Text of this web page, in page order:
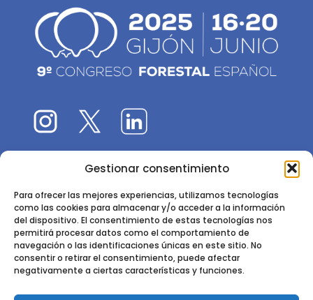
Gestionar consentimiento
Para ofrecer las mejores experiencias, utilizamos tecnologías
como las cookies para almacenar y/o acceder a la información
del dispositivo. El consentimiento de estas tecnologías nos
permitirá procesar datos como el comportamiento de
navegación o las identificaciones únicas en este sitio. No
consentir o retirar el consentimiento, puede afectar
negativamente a ciertas características y funciones.
El 9CFE es una actividad promovida por laSociedad
Instituto de Ciencias Forestales, INIA-CSIC
Ctra. de la Coruña km 7,5 - 28040 Madrid